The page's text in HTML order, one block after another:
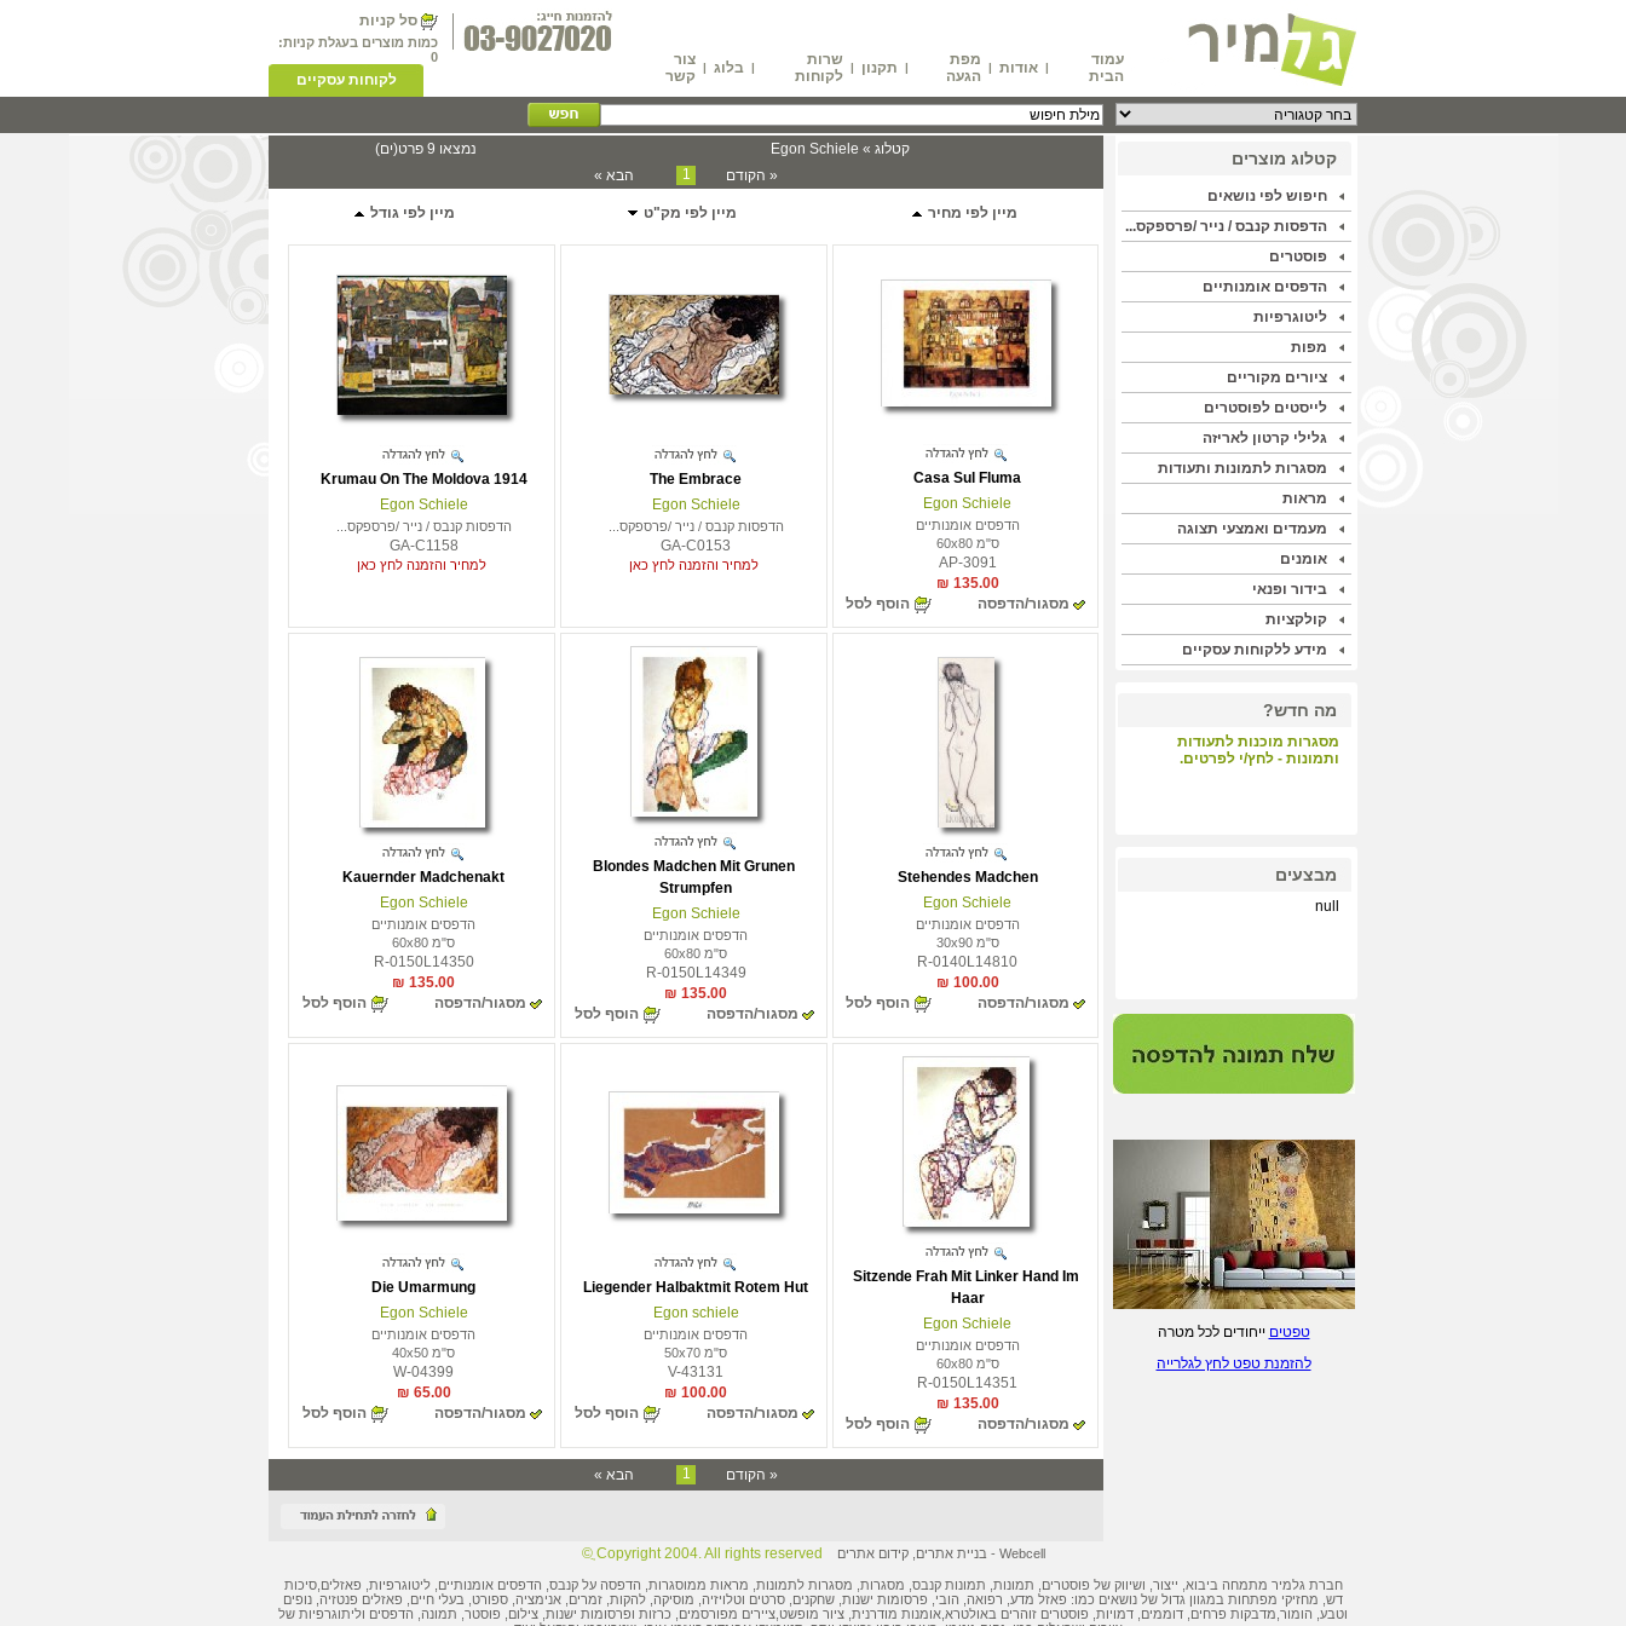
עמוד
הבית
| אודות |
מפת
הגעה
| תקנון |
שרות
לקוחות
| בלוג | צור
קשר
סל קניות
כמות מוצרים בעגלת קניות:
0
לקוחות עסקיים
קטלוג מוצרים
חיפוש לפי נושאים
הדפסות קנבס / נייר /פרספקס...
פוסטרים
הדפסים אומנותיים
ליטוגרפיות
מפות
ציורים מקוריים
לייסטים לפוסטרים
גלילי קרטון לאריזה
מסגרות לתמונות ותעודות
מראות
מעמדים ואמצעי תצוגה
אומנים
בידור ופנאי
קולקציות
מידע ללקוחות עסקיים
מה חדש?
מסגרות מוכנות לתעודות
ותמונות - לחץ/י לפרטים.
וסימולציה - לחץ/י לפרטים.
ישראלים - לחץ/י לפרטים.
הדפסת טפטים מעוצבים - לחץ/י
לפרטים
מבצעים
null
טפטים ייחודים לכל מטרה
להזמנת טפט לחץ לגלרייה
קטלוג » Egon Schiele
נמצאו 9 פרט(ים)
« הקודם
1 הבא »
מיין לפי מחיר מיין לפי מק"ט מיין לפי גודל
Casa Sul Fluma
Egon Schiele
הדפסים אומנותיים
ס"מ 60x80
AP-3091
135.00 ₪
מסגור/הדפסה
הוסף לסל
The Embrace
Egon Schiele
הדפסות קנבס / נייר /פרספקס...
GA-C0153
למחיר והזמנה לחץ כאן
Krumau On The Moldova 1914
Egon Schiele
הדפסות קנבס / נייר /פרספקס...
GA-C1158
למחיר והזמנה לחץ כאן
Stehendes Madchen
Egon Schiele
הדפסים אומנותיים
ס"מ 30x90
R-0140L14810
100.00 ₪
מסגור/הדפסה
הוסף לסל
Blondes Madchen Mit Grunen
Strumpfen
Egon Schiele
הדפסים אומנותיים
ס"מ 60x80
R-0150L14349
135.00 ₪
מסגור/הדפסה
הוסף לסל
Kauernder Madchenakt
Egon Schiele
הדפסים אומנותיים
ס"מ 60x80
R-0150L14350
135.00 ₪
מסגור/הדפסה
הוסף לסל
Sitzende Frah Mit Linker Hand Im
Haar
Egon Schiele
הדפסים אומנותיים
ס"מ 60x80
R-0150L14351
135.00 ₪
מסגור/הדפסה
הוסף לסל
Liegender Halbaktmit Rotem Hut
Egon schiele
הדפסים אומנותיים
ס"מ 50x70
V-43131
100.00 ₪
מסגור/הדפסה
הוסף לסל
Die Umarmung
Egon Schiele
הדפסים אומנותיים
ס"מ 40x50
W-04399
65.00 ₪
מסגור/הדפסה
הוסף לסל
« הקודם 1 הבא »
Webcell
- בניית אתרים ,קידום אתרים Copyright 2004. All rights reserved ֲ©
חברת גלמיר מתמחה ביבוא, ייצור, ושיווק של פוסטרים תמונות , תמונות קנבס, מסגרות, מסגרות לתמונות , מראות ממוסגרות, הדפסה על קנבס הדפסים אומנותיים ,ליטוגרפיות פאזלים ,סיכות
דש מחזיקי מפתחות במגוון גדול של נושאים כמו: פאזל מדע, רפואה, הובי, פרסומות ישנות , שחקנים, סרטים וטלויזיה, מוסיקה, להקות, זמרים, אנימציה, ספורט, בעלי חיים, פאזלים פנטזיה, נופים
וטבע, הומור, מדבקות פרחים, דוממים, דמויות, פוסטרים זוהרים באולטרא, אומנות מודרנית ציור מופשט ציירים מפורסמים כרזות ופרסומות ישנות, צילום, פוסטר, תמונה, הדפסים וליתוגרפיות של